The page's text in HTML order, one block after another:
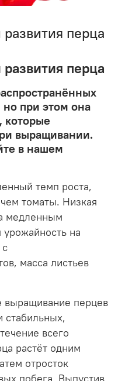
перца
перца
но при этом она
которые
выращивании.
в нашем
темп роста,
томаты. Низкая
медленным
урожайность на
масса листьев
перцев
стабильных,
всего
растёт одним
отросток